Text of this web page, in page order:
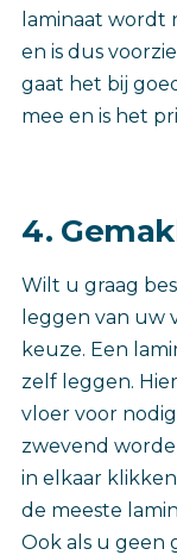
laminaat wordt
en is dus
gaat het bij
mee en is het
4.
Wilt u graag
leggen van uw
keuze. Een
zelf leggen.
vloer voor
zwevend
in elkaar
de meeste
Ook als u geen